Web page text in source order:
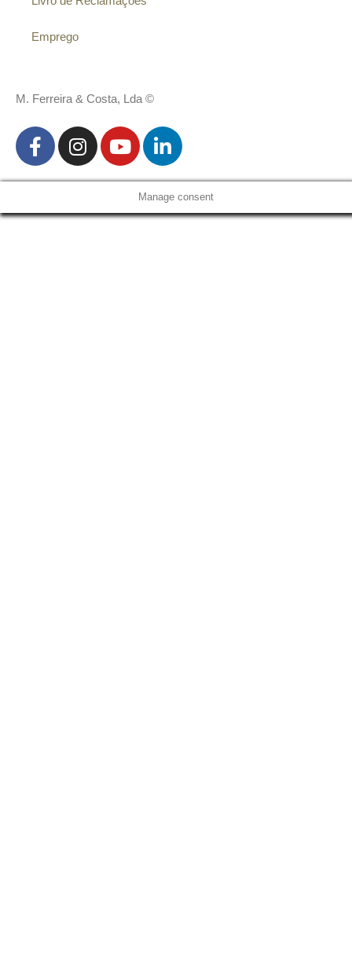
Emprego
M. Ferreira & Costa, Lda ©
Manage consent